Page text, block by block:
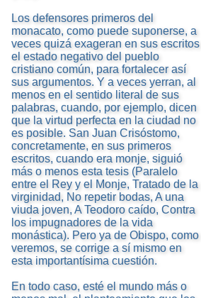
Los defensores primeros del
monacato, como puede suponerse, a
veces quizá exageran en sus escritos
el estado negativo del pueblo
cristiano común, para fortalecer así
sus argumentos. Y a veces yerran, al
menos en el sentido literal de sus
palabras, cuando, por ejemplo, dicen
que la virtud perfecta en la ciudad no
es posible. San Juan Crisóstomo,
concretamente, en sus primeros
escritos, cuando era monje, siguió
más o menos esta tesis (Paralelo
entre el Rey y el Monje, Tratado de la
virginidad, No repetir bodas, A una
viuda joven, A Teodoro caído, Contra
los impugnadores de la vida
monástica). Pero ya de Obispo, como
veremos, se corrige a sí mismo en
esta importantísima cuestión.
En todo caso, esté el mundo más o